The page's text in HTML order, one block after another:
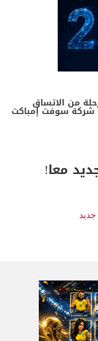
إلى 22 عامًا: رحلة من الاتساق
شركة سوفت إمباكت
معا!